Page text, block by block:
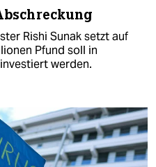
Rishi Sunak setzt auf
Pfund soll in
werden.